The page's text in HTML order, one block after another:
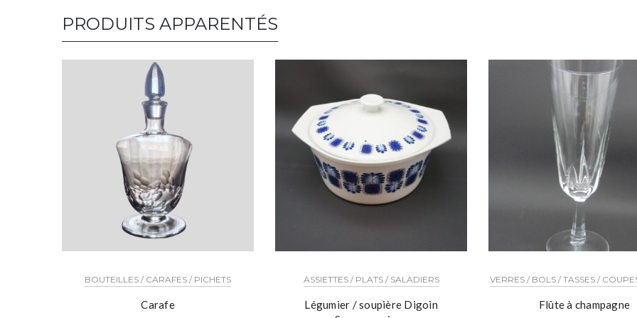
PRODUITS APPARENTÉS
BOUTEILLES / CARAFES / PICHETS
Carafe
ASSIETTES / PLATS / SALADIERS
Légumier / soupière Digoin
VERRES / BOLS / TASSES /
Flûte à champagne